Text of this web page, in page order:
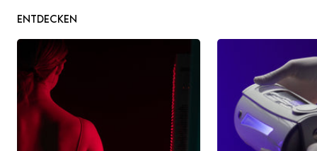
ENTDECKEN